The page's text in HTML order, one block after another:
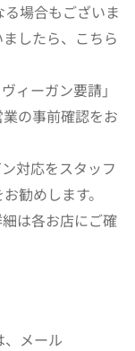
場合もございま
したら、こちら
ィーガン要請」
の事前確認をお
対応をスタッフ
勧めします。
は各お店にご確
メール